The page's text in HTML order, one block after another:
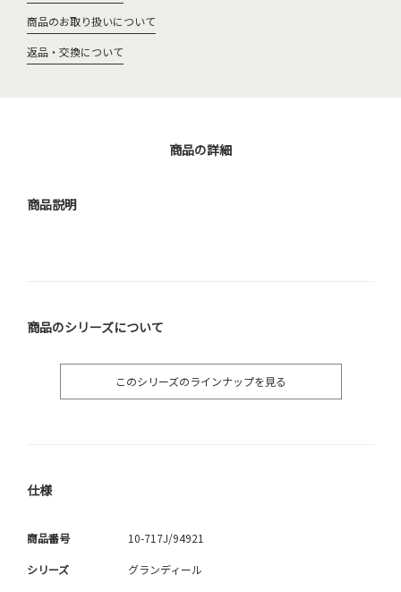
商品のお取り扱いについて
返品・交換について
商品の詳細
商品説明
商品のシリーズについて
このシリーズのラインナップを見る
仕様
商品番号 10-717J/94921
シリーズ グランディール